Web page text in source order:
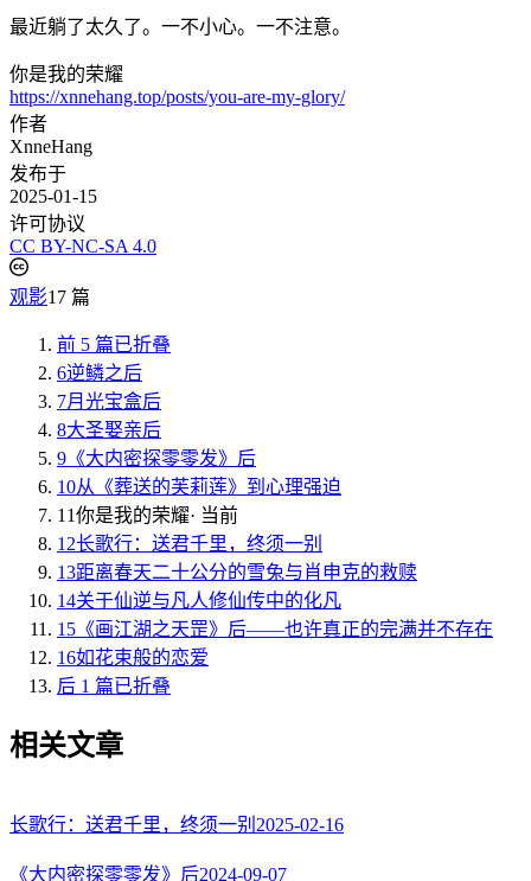
最近躺了太久了。一不小心。一不注意。
你是我的荣耀
https://xnnehang.top/posts/you-are-my-glory/
作者
XnneHang
发布于
2025-01-15
许可协议
CC BY-NC-SA 4.0
观影17 篇
前 5 篇已折叠
6逆鳞之后
7月光宝盒后
8大圣娶亲后
9 《大内密探零零发》后
10从《葬送的芙莉莲》到心理强迫
11你是我的荣耀· 当前
12长歌行：送君千里，终须一别
13距离春天二十公分的雪兔与肖申克的救赎
14关于仙逆与凡人修仙传中的化凡
15 《画江湖之天罡》后——也许真正的完满并不存在
16如花束般的恋爱
后 1 篇已折叠
相关文章
长歌行：送君千里，终须一别 2025-02-16
《大内密探零零发》后2024-09-07